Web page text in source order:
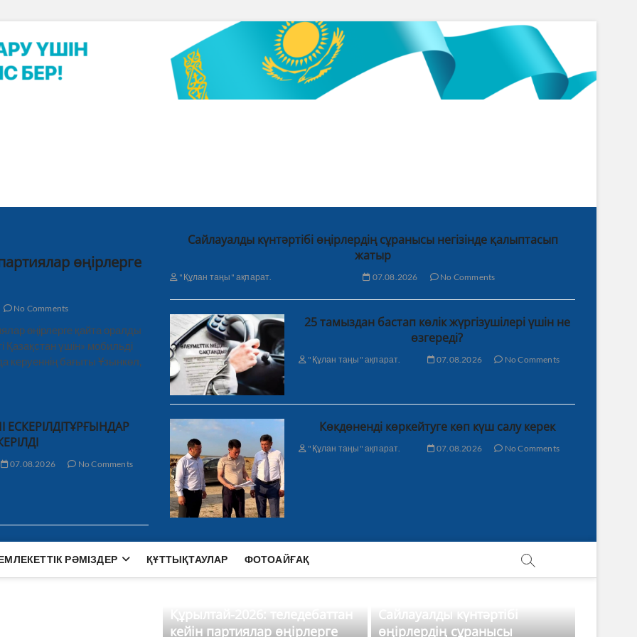
өңірлерге
No Comments
өңірлерге қайта оралды
Қазақстан үшін» мобильді
керуеннің бағыты Ұзынкөл,
Сайлауалды күнтәртібі өңірлердің сұранысы негізінде қалыптасып
жатыр
"Құлан таңы" ақпарат. 07.08.2026 No Comments
25 тамыздан бастап көлік жүргізушілері үшін не
өзгереді?
"Құлан таңы" ақпарат. 07.08.2026 No Comments
ЕСКЕРІЛДІТҰРҒЫНДАР
07.08.2026 No Comments
Көкдөненді көркейтуге көп күш салу керек
"Құлан таңы" ақпарат. 07.08.2026 No Comments
РӘМІЗДЕР ҚҰТТЫҚТАУЛАР ФОТОАЙҒАҚ
Құрылтай-2026: теледебаттан
кейін партиялар өңірлерге
Сайлауалды күнтәртібі
өңірлердің сұранысы